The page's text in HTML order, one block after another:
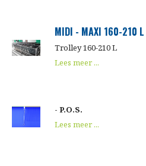
MIDI - MAXI 160-210 L
Trolley 160-210 L
Lees meer ...
- P.O.S.
Lees meer ...